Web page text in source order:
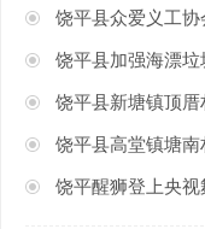
饶平县众爱义工协
饶平县加强海漂
饶平县新塘镇顶厝
饶平县高堂镇塘南
饶平醒狮登上央视